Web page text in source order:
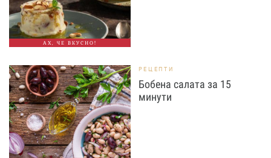
АХ, ЧЕ ВКУСНО!
РЕЦЕПТИ
Бобена салата за 15
минути